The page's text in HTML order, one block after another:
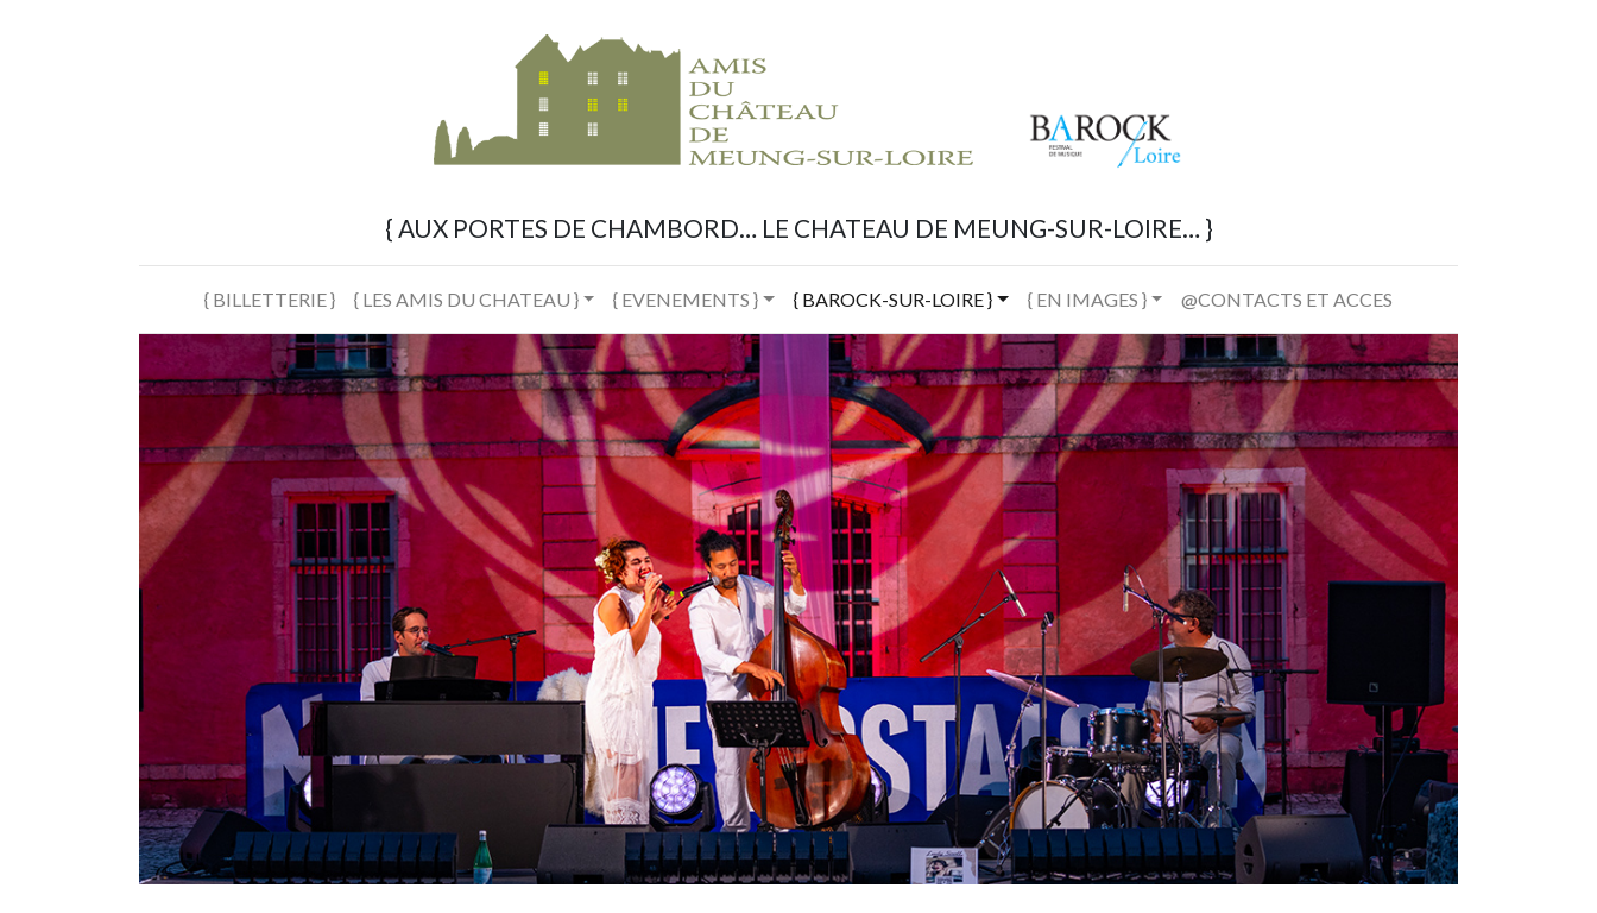
{ AUX PORTES DE CHAMBORD… LE CHATEAU DE MEUNG-SUR-LOIRE… }
{ BILLETTERIE } { LES AMIS DU CHATEAU } { EVENEMENTS } { BAROCK-SUR-LOIRE } { EN IMAGES } @CONTACTS ET ACCES